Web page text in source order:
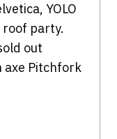
YOLO
roof party.
out
axe Pitchfork